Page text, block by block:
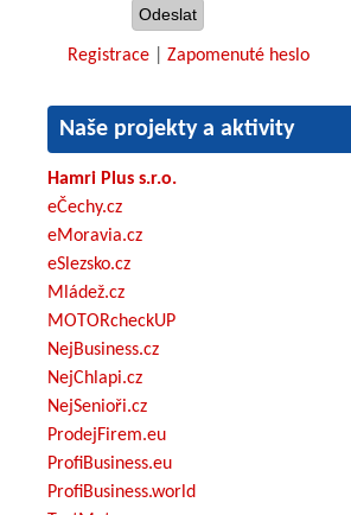
Registrace Zapomenuté heslo
Naše projekty a aktivity
Hamri Plus s.r.o.
eČechy.cz
eMoravia.cz
eSlezsko.cz
Mládež.cz
MOTORcheckUP
NejBusiness.cz
NejChlapi.cz
NejSenioři.cz
ProdejFirem.eu
ProfiBusiness.eu
ProfiBusiness.world